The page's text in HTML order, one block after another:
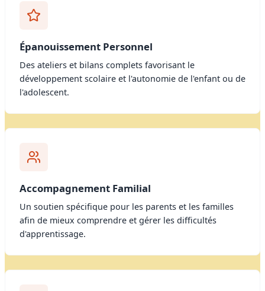
Épanouissement Personnel
Des ateliers et bilans complets favorisant le
développement scolaire et l'autonomie de l'enfant ou de
l'adolescent.
Accompagnement Familial
Un soutien spécifique pour les parents et les familles
afin de mieux comprendre et gérer les difficultés
d'apprentissage.